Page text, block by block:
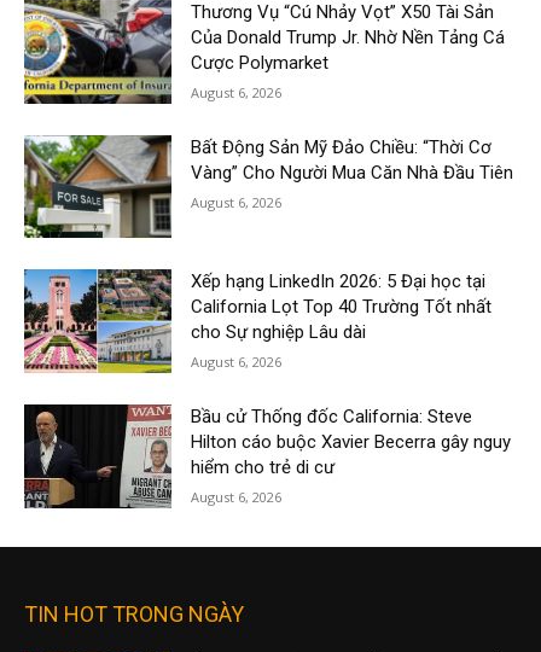
Thương Vụ “Cú Nhảy Vọt” X50 Tài Sản
Của Donald Trump Jr. Nhờ Nền Tảng Cá
Cược Polymarket
August 6, 2026
Bất Động Sản Mỹ Đảo Chiều: “Thời Cơ
Vàng” Cho Người Mua Căn Nhà Đầu Tiên
August 6, 2026
Xếp hạng LinkedIn 2026: 5 Đại học tại
California Lọt Top 40 Trường Tốt nhất
cho Sự nghiệp Lâu dài
August 6, 2026
Bầu cử Thống đốc California: Steve
Hilton cáo buộc Xavier Becerra gây nguy
hiểm cho trẻ di cư
August 6, 2026
TIN HOT TRONG NGÀY